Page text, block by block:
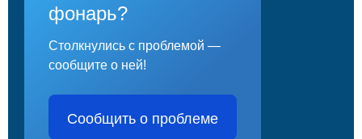
фонарь?
Столкнулись с проблемой —
сообщите о ней!
Сообщить о проблеме